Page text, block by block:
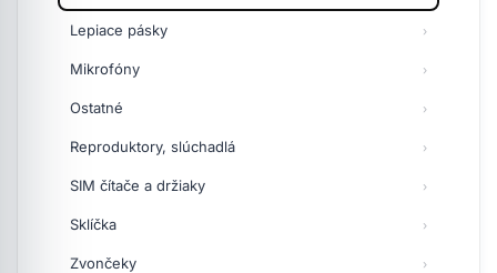
Lepiace pásky
Mikrofóny
Ostatné
Reproduktory, slúchadlá
SIM čítače a držiaky
Sklíčka
Zvončeky